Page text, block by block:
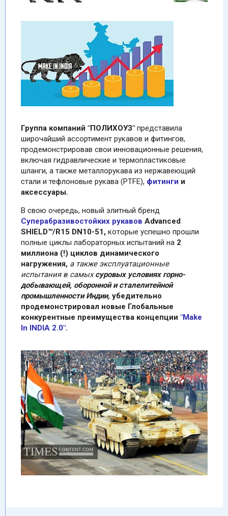
Группа компаний "ПОЛИХОУЗ" представила
широчайший ассортимент рукавов и фитингов,
продемонстрировав свои инновационные решения,
включая гидравлические и термопластиковые
шланги, а также металлорукава из нержавеющий
стали и тефлоновые рукава (PTFE), фитинги и
аксессуары.
В свою очередь, новый элитный бренд
Суперабразивостойких рукавов Advanced
SHIELD™/R15 DN10-51, которые успешно прошли
полные циклы лабораторных испытаний на 2
миллиона (!) циклов динамического
нагружения, а также эксплуатационные
испытания в самыхсуровых условиях горно-
добывающей, оборонной и сталелитейной
промышленности Индии, убедительно
продемонстрировал новые Глобальные
конкурентные преимущества концепции "Make
In INDIA 2.0".